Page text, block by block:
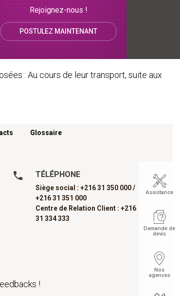
Rejoignez-nous !
POSTULEZ MAINTENANT
: Au cours de leur transport, suite aux
Glossaire
TÉLÉPHONE
Siège social : +216 31 350 000 /
+216 31 351 000
Centre de Relation Client : +216
31 334 333
!
Assistance
Demande de
devis
Nos
agences